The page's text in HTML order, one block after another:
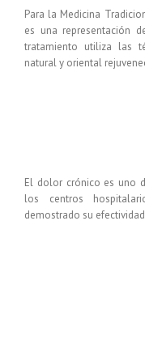
Para la Medicina
es una representación
tratamiento utiliza las
natural y oriental
El dolor crónico es uno
los centros
demostrado su